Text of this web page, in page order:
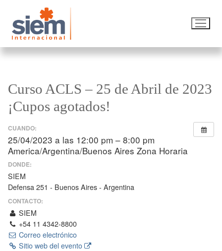
Curso ACLS – 25 de Abril de 2023
¡Cupos agotados!
CUANDO:
25/04/2023 a las 12:00 pm – 8:00 pm
America/Argentina/Buenos Aires Zona Horaria
DONDE:
SIEM
Defensa 251 - Buenos Aires - Argentina
CONTACTO:
SIEM
+54 11 4342-8800
Correo electrónico
Sitio web del evento